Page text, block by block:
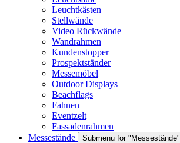
Leuchtkästen
Stellwände
Video Rückwände
Wandrahmen
Kundenstopper
Prospektständer
Messemöbel
Outdoor Displays
Beachflags
Fahnen
Eventzelt
Fassadenrahmen
Messestände
Submenu for "Messestände"